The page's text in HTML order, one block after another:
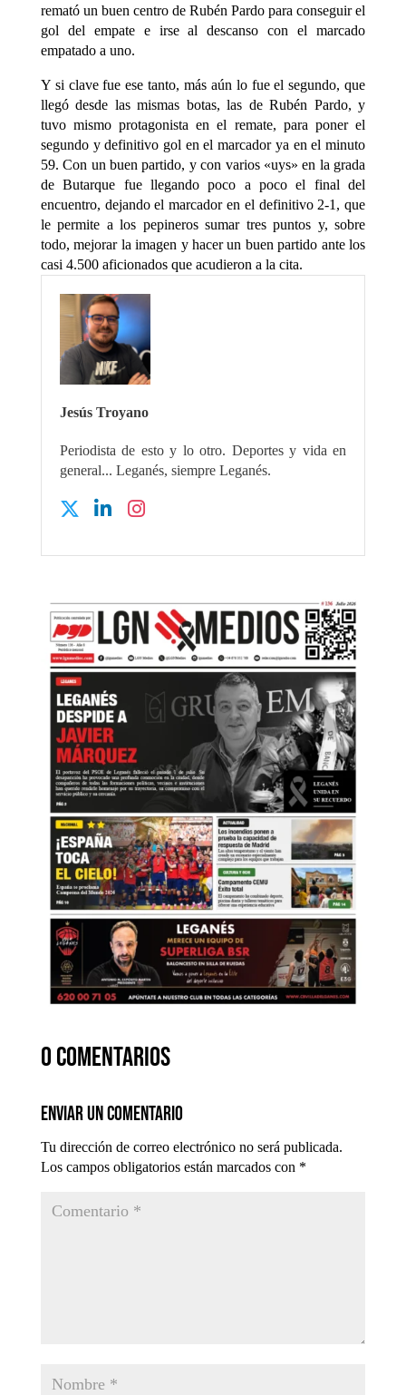
remató un buen centro de Rubén Pardo para conseguir el
gol del empate e irse al descanso con el marcado
empatado a uno.
Y si clave fue ese tanto, más aún lo fue el segundo, que
llegó desde las mismas botas, las de Rubén Pardo, y
tuvo mismo protagonista en el remate, para poner el
segundo y definitivo gol en el marcador ya en el minuto
59. Con un buen partido, y con varios «uys» en la grada
de Butarque fue llegando poco a poco el final del
encuentro, dejando el marcador en el definitivo 2-1, que
le permite a los pepineros sumar tres puntos y, sobre
todo, mejorar la imagen y hacer un buen partido ante los
casi 4.500 aficionados que acudieron a la cita.
Jesús Troyano
Periodista de esto y lo otro. Deportes y vida en
general... Leganés, siempre Leganés.
0 comentarios
Enviar un comentario
Tu dirección de correo electrónico no será publicada.
Los campos obligatorios están marcados con *